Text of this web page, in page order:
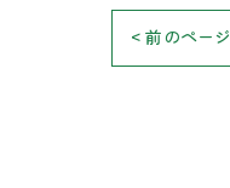
< 前のページ